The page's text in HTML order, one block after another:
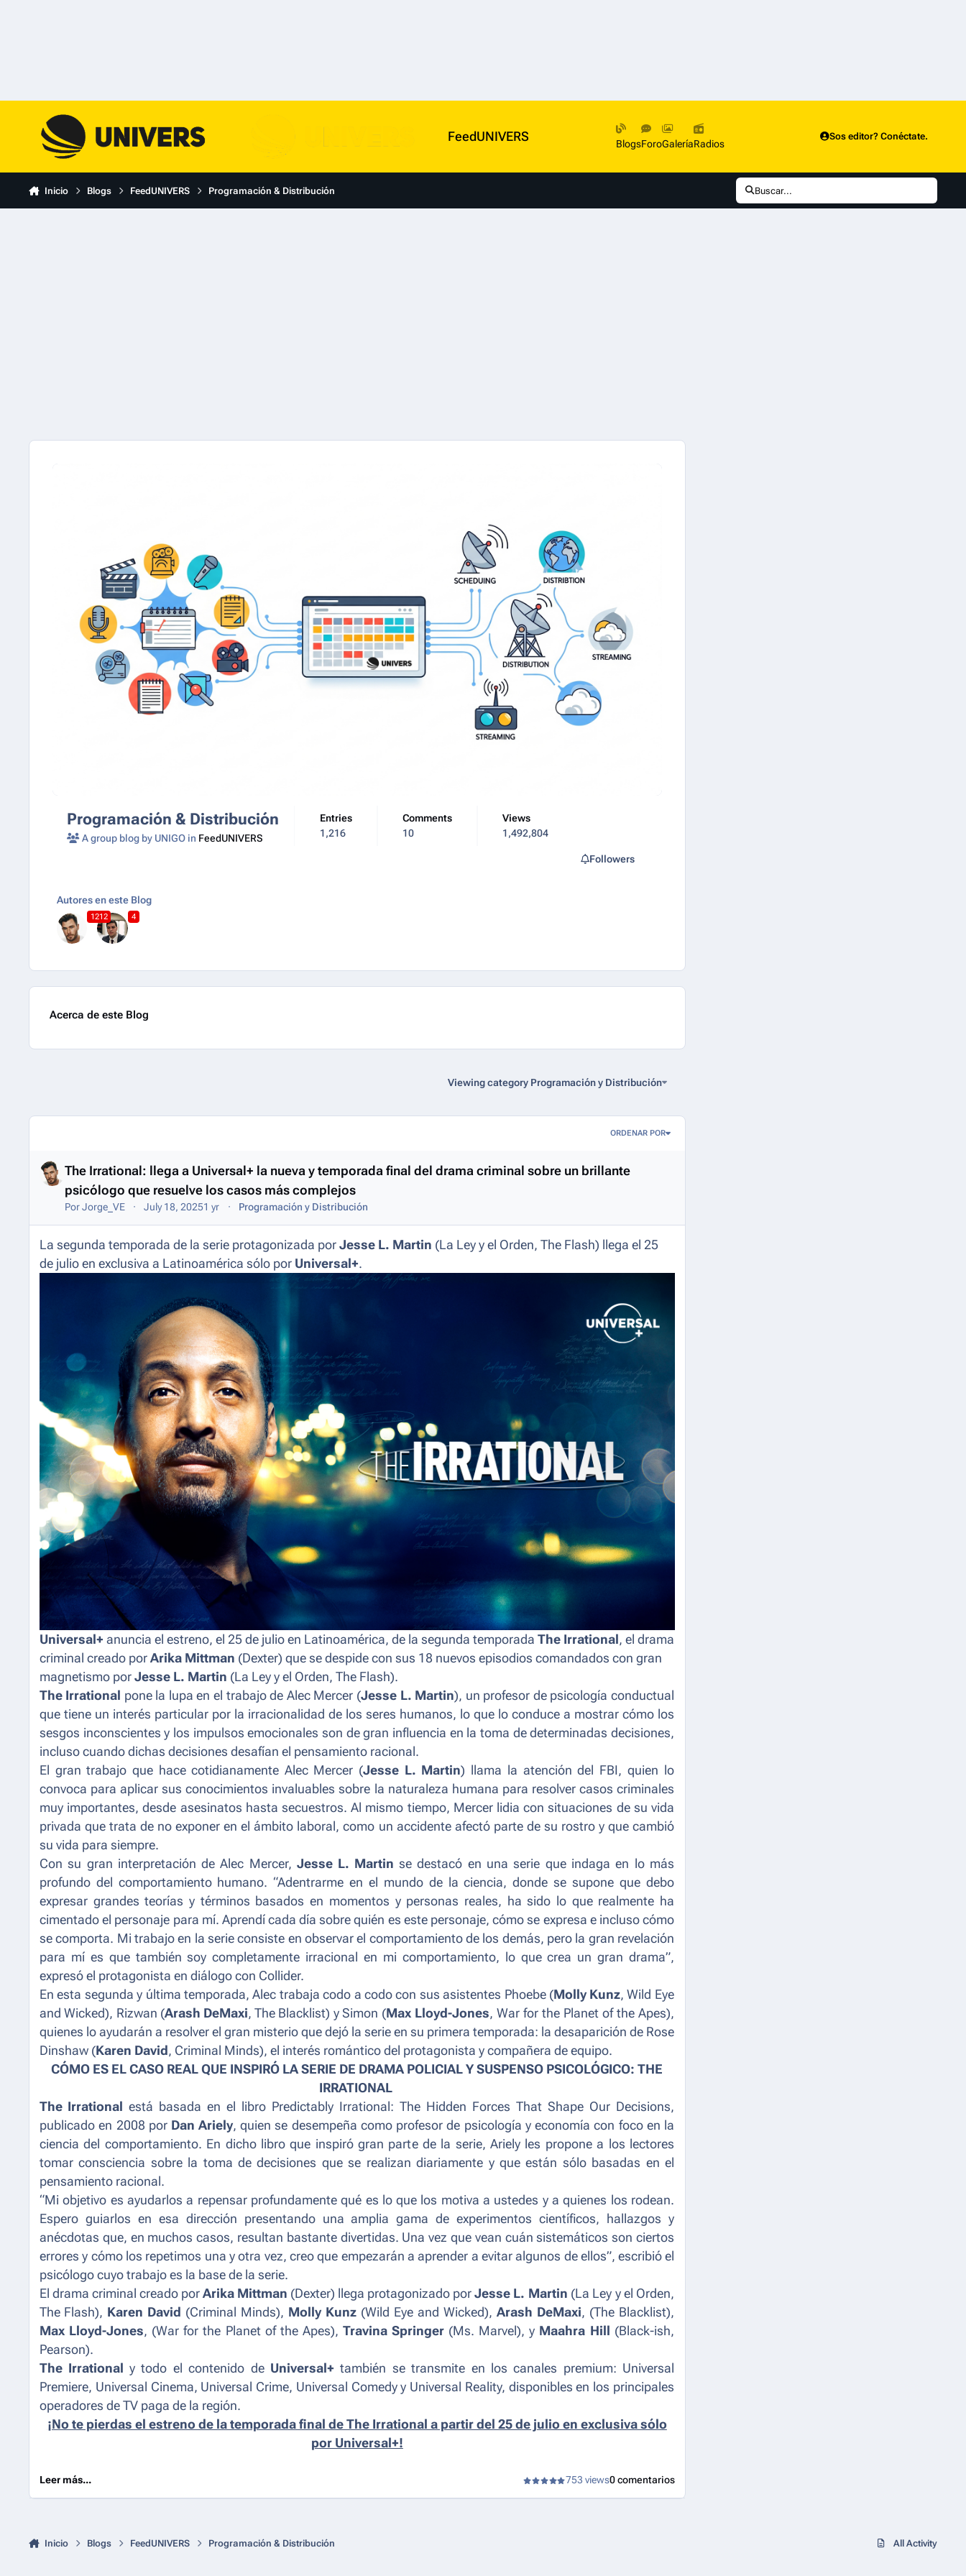
FeedUNIVERS BlogsForoGaleríaRadios
Sos editor? Conéctate.
Inicio Blogs FeedUNIVERS Programación & Distribución Buscar...
Programación & Distribución
A group blog by UNIGO in FeedUNIVERS
Entries
1,216
Comments
10
Views
1,492,804
Followers
Autores en este Blog
1212 4
Acerca de este Blog
Viewing category Programación y Distribución
Entries in this blog
ORDENAR POR
The Irrational: llega a Universal+ la nueva y temporada final del drama criminal sobre un brillante
psicólogo que resuelve los casos más complejos
PorJorge_VE July 18, 20251 yr Programación y Distribución
La segunda temporada de la serie protagonizada por Jesse L. Martin (La Ley y el Orden, The Flash) llega el 25
de julio en exclusiva a Latinoamérica sólo por Universal+.
Universal+ anuncia el estreno, el 25 de julio en Latinoamérica, de la segunda temporada The Irrational, el drama
criminal creado por Arika Mittman (Dexter) que se despide con sus 18 nuevos episodios comandados con gran
magnetismo por Jesse L. Martin (La Ley y el Orden, The Flash).
The Irrational pone la lupa en el trabajo de Alec Mercer (Jesse L. Martin), un profesor de psicología conductual
que tiene un interés particular por la irracionalidad de los seres humanos, lo que lo conduce a mostrar cómo los
sesgos inconscientes y los impulsos emocionales son de gran influencia en la toma de determinadas decisiones,
incluso cuando dichas decisiones desafían el pensamiento racional.
El gran trabajo que hace cotidianamente Alec Mercer (Jesse L. Martin) llama la atención del FBI, quien lo
convoca para aplicar sus conocimientos invaluables sobre la naturaleza humana para resolver casos criminales
muy importantes, desde asesinatos hasta secuestros. Al mismo tiempo, Mercer lidia con situaciones de su vida
privada que trata de no exponer en el ámbito laboral, como un accidente afectó parte de su rostro y que cambió
su vida para siempre.
Con su gran interpretación de Alec Mercer, Jesse L. Martin se destacó en una serie que indaga en lo más
profundo del comportamiento humano. “Adentrarme en el mundo de la ciencia, donde se supone que debo
expresar grandes teorías y términos basados en momentos y personas reales, ha sido lo que realmente ha
cimentado el personaje para mí. Aprendí cada día sobre quién es este personaje, cómo se expresa e incluso cómo
se comporta. Mi trabajo en la serie consiste en observar el comportamiento de los demás, pero la gran revelación
para mí es que también soy completamente irracional en mi comportamiento, lo que crea un gran drama”,
expresó el protagonista en diálogo con Collider.
En esta segunda y última temporada, Alec trabaja codo a codo con sus asistentes Phoebe (Molly Kunz, Wild Eye
and Wicked), Rizwan (Arash DeMaxi, The Blacklist) y Simon (Max Lloyd-Jones, War for the Planet of the Apes),
quienes lo ayudarán a resolver el gran misterio que dejó la serie en su primera temporada: la desaparición de Rose
Dinshaw (Karen David, Criminal Minds), el interés romántico del protagonista y compañera de equipo.
CÓMO ES EL CASO REAL QUE INSPIRÓ LA SERIE DE DRAMA POLICIAL Y SUSPENSO PSICOLÓGICO: THE
IRRATIONAL
The Irrational está basada en el libro Predictably Irrational: The Hidden Forces That Shape Our Decisions,
publicado en 2008 por Dan Ariely, quien se desempeña como profesor de psicología y economía con foco en la
ciencia del comportamiento. En dicho libro que inspiró gran parte de la serie, Ariely les propone a los lectores
tomar consciencia sobre la toma de decisiones que se realizan diariamente y que están sólo basadas en el
pensamiento racional.
“Mi objetivo es ayudarlos a repensar profundamente qué es lo que los motiva a ustedes y a quienes los rodean.
Espero guiarlos en esa dirección presentando una amplia gama de experimentos científicos, hallazgos y
anécdotas que, en muchos casos, resultan bastante divertidas. Una vez que vean cuán sistemáticos son ciertos
errores y cómo los repetimos una y otra vez, creo que empezarán a aprender a evitar algunos de ellos”, escribió el
psicólogo cuyo trabajo es la base de la serie.
El drama criminal creado por Arika Mittman (Dexter) llega protagonizado por Jesse L. Martin (La Ley y el Orden,
The Flash), Karen David (Criminal Minds), Molly Kunz (Wild Eye and Wicked), Arash DeMaxi, (The Blacklist),
Max Lloyd-Jones, (War for the Planet of the Apes), Travina Springer (Ms. Marvel), y Maahra Hill (Black-ish,
Pearson).
The Irrational y todo el contenido de Universal+ también se transmite en los canales premium: Universal
Premiere, Universal Cinema, Universal Crime, Universal Comedy y Universal Reality, disponibles en los principales
operadores de TV paga de la región.
¡No te pierdas el estreno de la temporada final de The Irrational a partir del 25 de julio en exclusiva sólo
por Universal+!
Leer más... 753 views0 comentarios
Inicio Blogs FeedUNIVERS Programación & Distribución All Activity